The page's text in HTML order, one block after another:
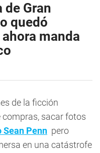
de Gran
quedó
manda
de la ficción
compras, sacar fotos
Penn pero
en una catástrofe